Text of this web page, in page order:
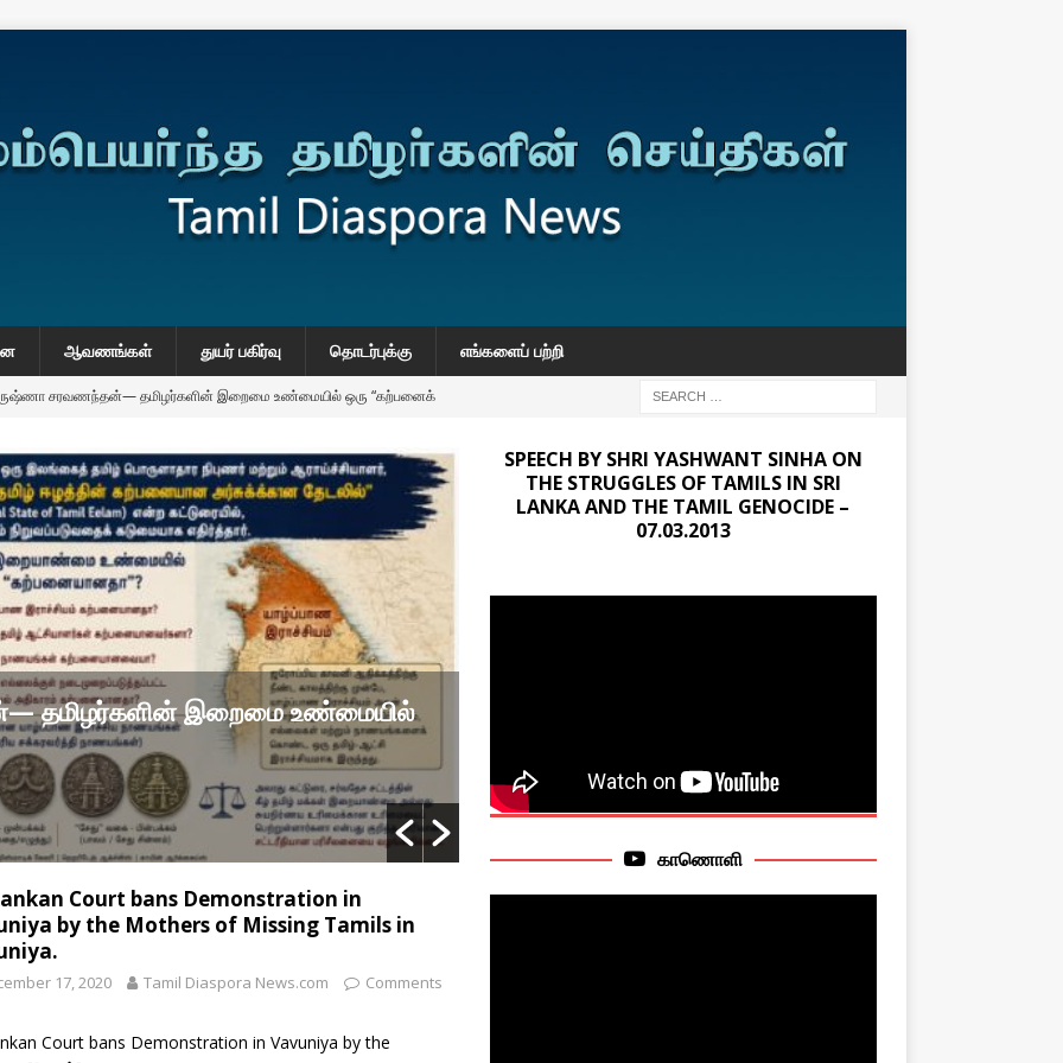
ஆவணங்கள் துயர் பகிர்வு தொடர்புக்கு எங்களைப் பற்றி
சரவணந்தன்— தமிழர்களின் இறைமை உண்மையில் ஒரு “கற்பனைக்
to Professor Jonathan Goodhand: Why Academics Must
IMPORTANT
Manoranjitham “Ranji” SriKanthan (1954–2026), Boston,
Daily Habits That May Increase Colon Cancer Risk
Sarvananthan — Was Tamil Sovereignty Really
இறைமை உண்மையில்
IMPORTANT
A Response to Professor Jonathan Goodhand: Why
Academics Must Reconsider Tamil Sovereignty
By TDNEWS2025/ August 3, 2026
Court bans Demonstration in
by the Mothers of Missing Tamils in
17, 2020 Tamil Diaspora News.com
Comments
Court bans Demonstration in Vavuniya by the
SPEECH BY SHRI YASHWANT SINHA ON
THE STRUGGLES OF TAMILS IN SRI
LANKA AND THE TAMIL GENOCIDE –
07.03.2013
காணொளி